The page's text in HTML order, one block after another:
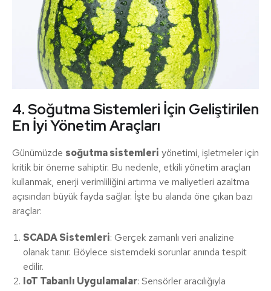
4. Soğutma Sistemleri İçin Geliştirilen
En İyi Yönetim Araçları
Günümüzde soğutma sistemleri yönetimi, işletmeler için
kritik bir öneme sahiptir. Bu nedenle, etkili yönetim araçları
kullanmak, enerji verimliliğini artırma ve maliyetleri azaltma
açısından büyük fayda sağlar. İşte bu alanda öne çıkan bazı
araçlar:
SCADA Sistemleri: Gerçek zamanlı veri analizine
olanak tanır. Böylece sistemdeki sorunlar anında tespit
edilir.
IoT Tabanlı Uygulamalar: Sensörler aracılığıyla